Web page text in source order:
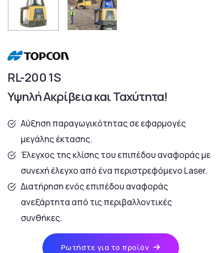
RL-200 1S
Υψηλή Ακρίβεια και Ταχύτητα!
Αύξηση παραγωγικότητας σε εφαρμογές
μεγάλης έκτασης.
Έλεγχος της κλίσης του επιπέδου αναφοράς με
συνεχή έλεγχο από ένα περιστρεφόμενο Laser.
Διατήρηση ενός επιπέδου αναφοράς
ανεξάρτητα από τις περιβαλλοντικές
συνθήκες.
Ρωτήστε για το προϊόν